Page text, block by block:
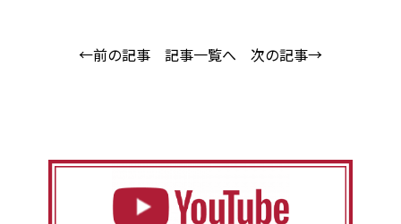
←前の記事 記事一覧へ 次の記事→